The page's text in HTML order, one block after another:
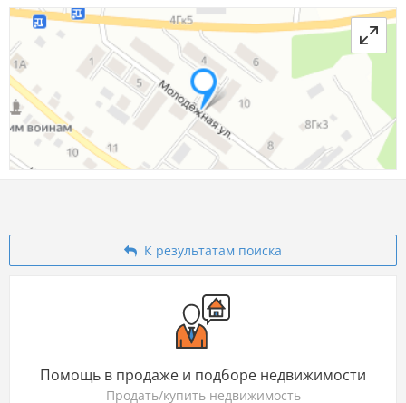
К результатам поиска
Помощь в продаже и подборе недвижимости
Продать/купить недвижимость